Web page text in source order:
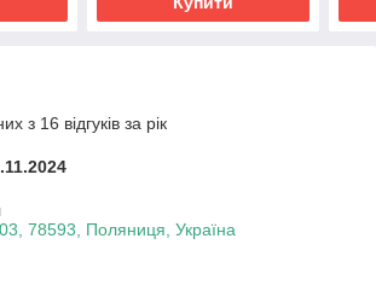
з 16 відгуків за рік
78593, Поляниця, Україна